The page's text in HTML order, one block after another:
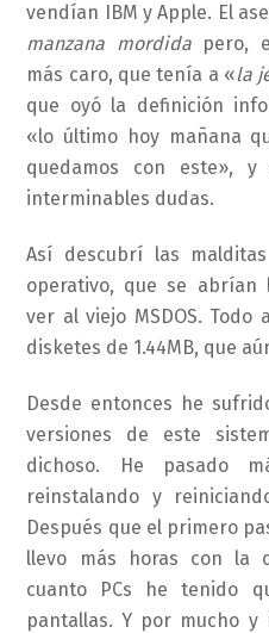
vendían IBM y Apple. El
manzana mordidapero,
más caro, que tenía a «la
que oyó la definición
«lo último hoy mañana
quedamos con este», y
interminables dudas.
Así descubrí las
operativo, que se abrían
ver al viejo MSDOS. Todo
disketes de 1.44MB, que
Desde entonces he
versiones de este
dichoso. He pasado
reinstalando y
Después que el primero
llevo más horas con la
cuanto PCs he tenido
pantallas. Y por mucho y